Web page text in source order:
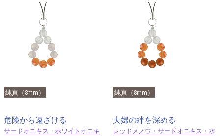
純真（8mm）
危険から遠ざける
サードオニキス・ホワイトオニキ
純真（8mm）
夫婦の絆を深める
レッドメノウ・サードオニキス・水